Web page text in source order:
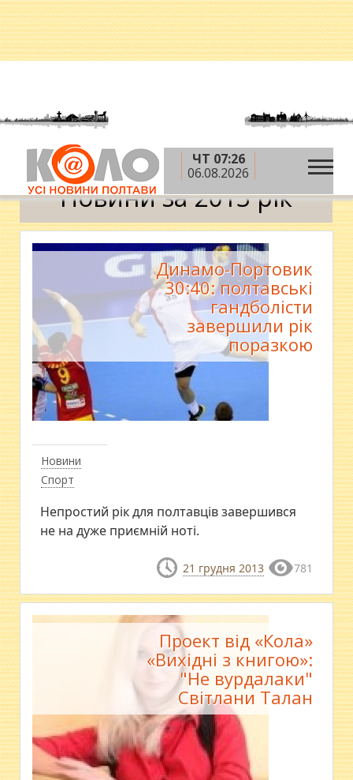
ЧТ 07:26
06.08.2026
Головна » 2013 рік Календар
Новини за 2013 рік
Новини
Спорт
Динамо-Портовик
30:40: полтавські
гандболісти
завершили рік
поразкою
Непростий рік для полтавців завершився
не на дуже приємній ноті.
21 грудня 2013 781
Проект від «Кола»
«Вихідні з книгою»:
"Не вурдалаки"
Світлани Талан